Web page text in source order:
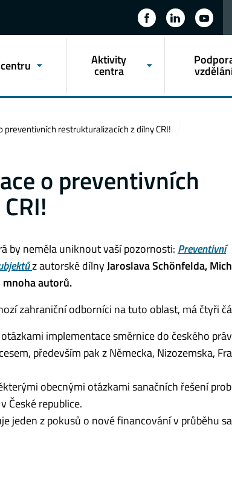
Aktivity
centra
preventivních restrukturalizacích z dílny CRI!
o preventivních
by neměla uniknout vaší pozornosti: Preventivní
z autorské dílnyJaroslava Schönfelda,
mnoha autorů.
zahraniční odborníci na tuto oblast, má čtyři
implementace směrnice do českého
především pak z Německa, Nizozemska,
obecnými otázkami sanačních řešení
České republice.
jeden z pokusů o nové financování v průběhu